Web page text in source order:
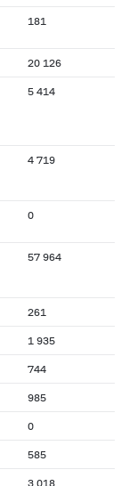
181
20 126
5 414
4 719
0
57 964
261
1 935
744
985
0
585
3 018